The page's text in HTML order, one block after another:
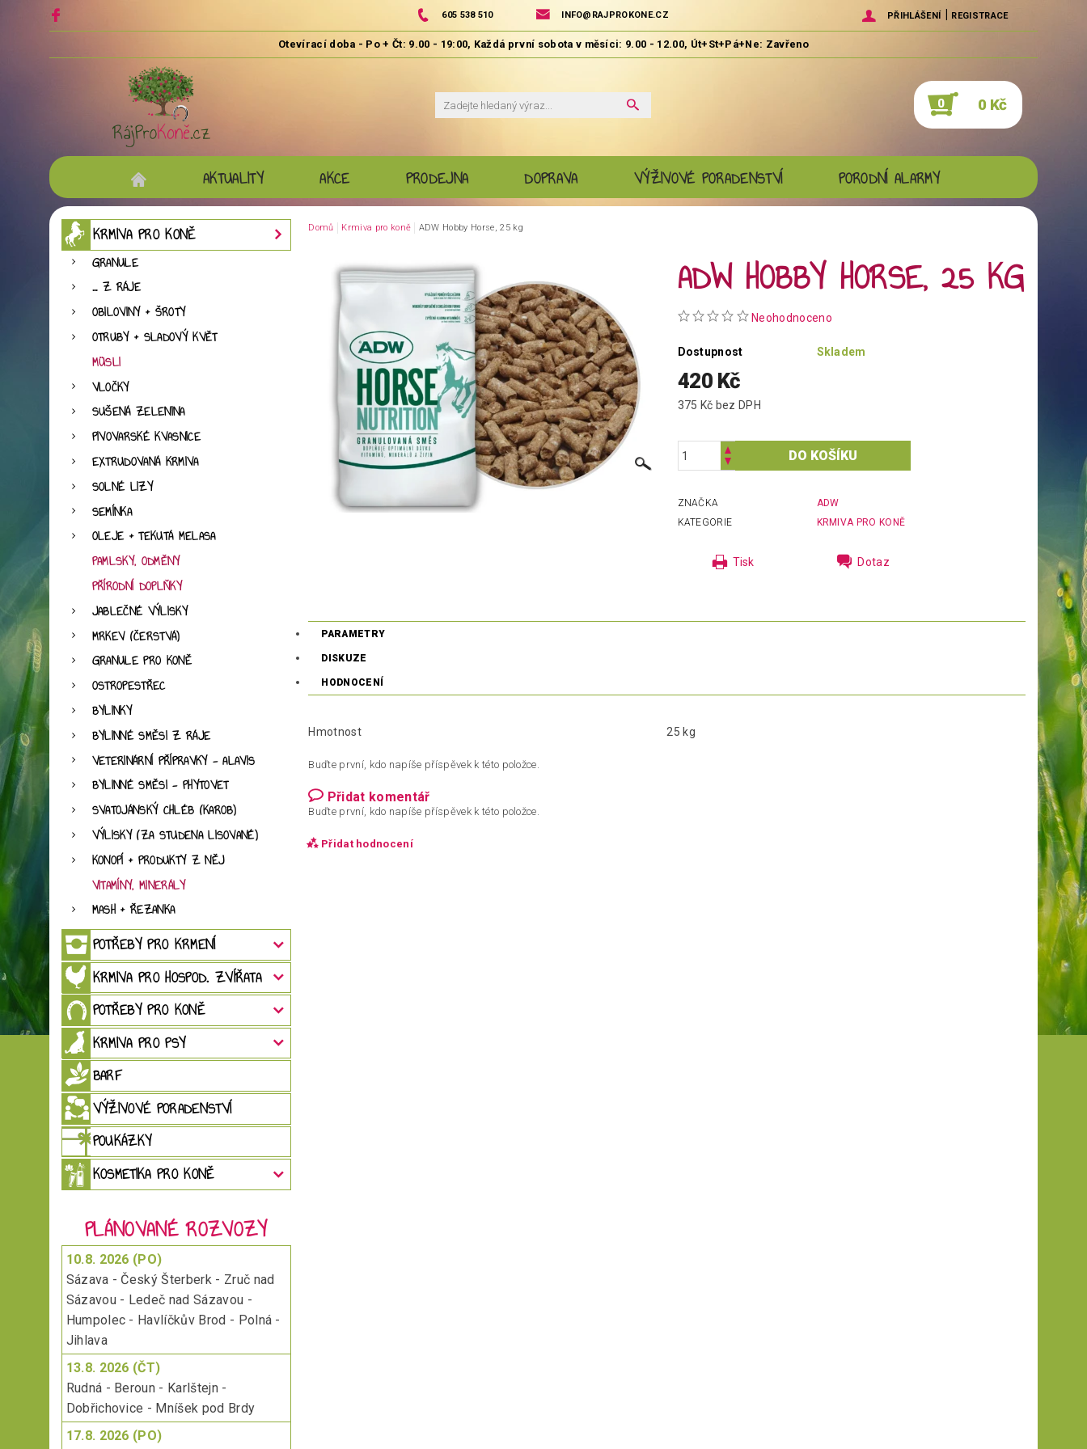
605 538 510 INFO@RAJPROKONE.CZ PŘIHLÁŠENÍ | REGISTRACE
0 0 Kč
AKTUALITY AKCE PRODEJNA DOPRAVA VÝŽIVOVÉ PORADENSTVÍ PORODNÍ ALARMY
KRMIVA PRO KONĚ
GRANULE
... Z RÁJE
OBILOVINY + ŠROTY
OTRUBY + SLADOVÝ KVĚT
MÜSLI
VLOČKY
SUŠENÁ ZELENINA
PIVOVARSKÉ KVASNICE
EXTRUDOVANÁ KRMIVA
SOLNÉ LIZY
SEMÍNKA
OLEJE + TEKUTÁ MELASA
PAMLSKY, ODMĚNY
PŘÍRODNÍ DOPLŇKY
JABLEČNÉ VÝLISKY
MRKEV (ČERSTVÁ)
GRANULE PRO KONĚ
OSTROPESTŘEC
BYLINKY
BYLINNÉ SMĚSI Z RÁJE
VETERINÁRNÍ PŘÍPRAVKY - ALAVIS
BYLINNÉ SMĚSI - PHYTOVET
SVATOJÁNSKÝ CHLÉB (KAROB)
VÝLISKY (ZA STUDENA LISOVANÉ)
KONOPÍ + PRODUKTY Z NĚJ
VITAMÍNY, MINERÁLY
MASH + ŘEZANKA
POTŘEBY PRO KRMENÍ
KRMIVA PRO HOSPOD. ZVÍŘATA
POTŘEBY PRO KONĚ
KRMIVA PRO PSY
BARF
VÝŽIVOVÉ PORADENSTVÍ
POUKÁZKY
KOSMETIKA PRO KONĚ
PLÁNOVANÉ ROZVOZY
10.8. 2026 (PO)
Sázava - Český Šterberk - Zruč nad
Sázavou - Ledeč nad Sázavou -
Humpolec - Havlíčkův Brod - Polná -
Jihlava
13.8. 2026 (ČT)
Rudná - Beroun - Karlštejn -
Dobřichovice - Mníšek pod Brdy
17.8. 2026 (PO)
Domů Krmiva pro koně ADW Hobby Horse, 25 kg
ADW HOBBY HORSE, 25 KG
Neohodnoceno
Dostupnost Skladem
420 Kč
375 Kč bez DPH
ZNAČKA
ADW
KATEGORIE
KRMIVA PRO KONĚ
Tisk Dotaz
PARAMETRY
DISKUZE
HODNOCENÍ
Hmotnost 25 kg
Buďte první, kdo napíše příspěvek k této položce.
Přidat komentář
Buďte první, kdo napíše příspěvek k této položce.
Přidat hodnocení